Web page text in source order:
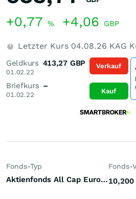
+0,77 % +4,06 GBP
Letzter Kurs 04.08.26 KAG
Geldkurs
01.02.22
413,27 GBP
Briefkurs
01.02.22
–
Verkauf
Kauf
Fonds-Typ
Aktienfonds All Cap Europa (ex UK)
Fonds-
10,200